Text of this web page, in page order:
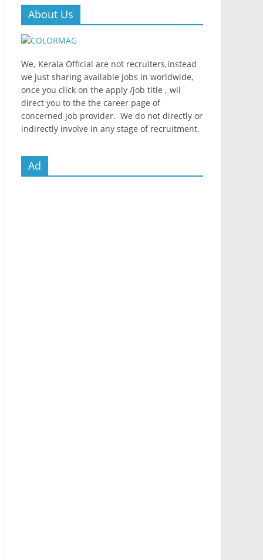
About Us
We, Kerala Official are not recruiters,instead
we just sharing available jobs in worldwide,
once you click on the apply /job title , wil
direct you to the the career page of
concerned job provider. We do not directly or
indirectly involve in any stage of recruitment.
Ad